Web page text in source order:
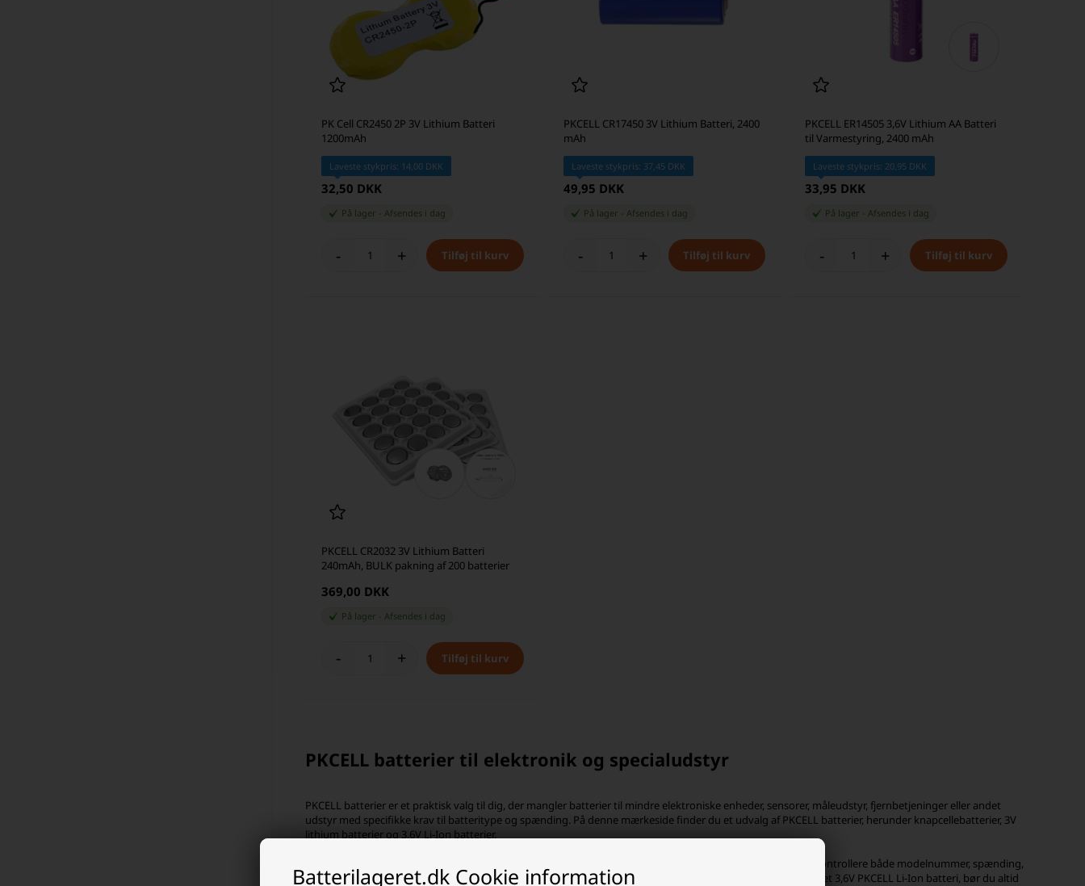
Batterilageret.dk Cookie information
PK Cell CR2450 2P 3V Lithium Batteri
1200mAh
Laveste stykpris: 14,00 DKK
32,50 DKK
På lager -Afsendes i dag
- +
PKCELL CR17450 3V Lithium Batteri, 2400
mAh
Laveste stykpris: 37,45 DKK
49,95 DKK
På lager Afsendes i dag
- +
PKCELL ER14505 3,6V Lithium AA Batteri
til Varmestyring, 2400 mAh
Laveste stykpris: 20,95 DKK
33,95 DKK
På lager -Afsendes i dag
- +
PKCELL CR2032 3V Lithium Batteri
240mAh, BULK pakning af 200 batterier
369,00 DKK
På lager Afsendes i dag
- +
PKCELL batterier til elektronik og specialudstyr
PKCELL batterier er et praktisk valg til dig, der mangler batterier til mindre elektroniske enheder, sensorer, måleudstyr, fjernbetjeninger eller andet
udstyr med specifikke krav til batteritype og spænding. På denne mærkeside finder du et udvalg af PKCELL batterier, herunder knapcellebatterier, 3V
lithium batterier og 3,6V Li-Ion batterier.
Mange elektroniske produkter kræver en præcis batteritype for at fungere korrekt. Derfor er det vigtigt at kontrollere både modelnummer, spænding,
størrelse og batterikemi, før du bestiller. Leder du eksempelvis efter PKCELL CR2032, PKCELL 3V CR2450 eller et 3,6V PKCELL Li-Ion batteri, bør du altid